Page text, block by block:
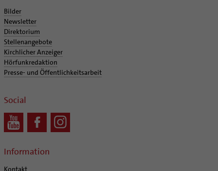
Bilder
Newsletter
Direktorium
Stellenangebote
Kirchlicher Anzeiger
Hörfunkredaktion
Presse- und Öffentlichkeitsarbeit
Social
Information
Kontakt